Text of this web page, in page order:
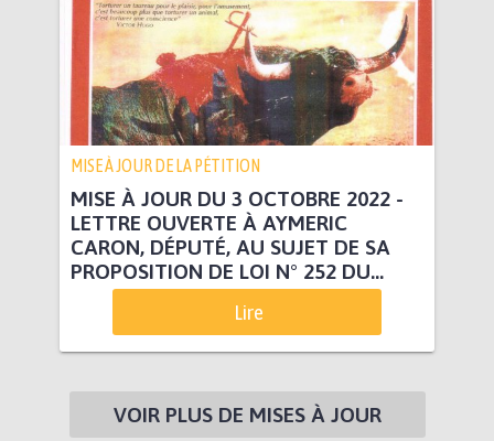
MISE À JOUR DE LA PÉTITION
MISE À JOUR DU 3 OCTOBRE 2022 -
LETTRE OUVERTE À AYMERIC
CARON, DÉPUTÉ, AU SUJET DE SA
PROPOSITION DE LOI N° 252 DU...
Lire
VOIR PLUS DE MISES À JOUR